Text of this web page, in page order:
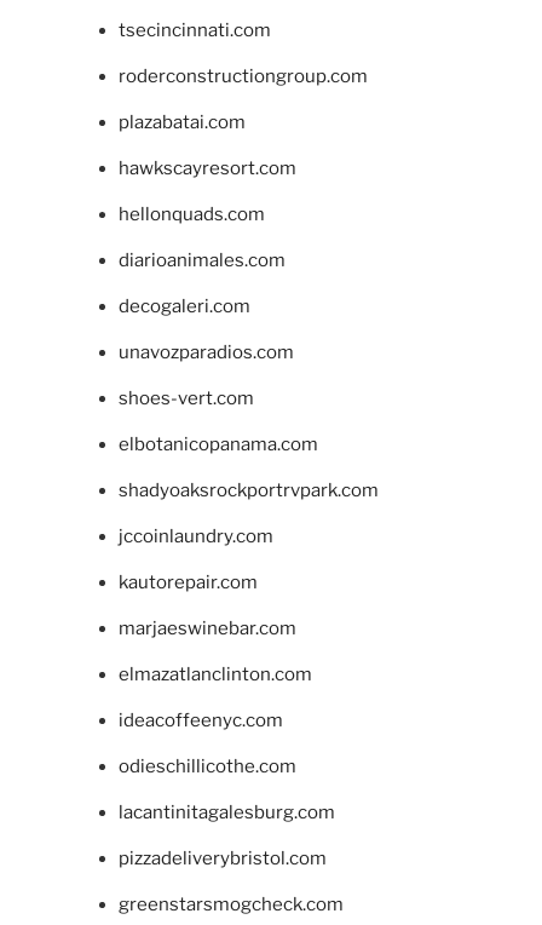
tsecincinnati.com
roderconstructiongroup.com
plazabatai.com
hawkscayresort.com
hellonquads.com
diarioanimales.com
decogaleri.com
unavozparadios.com
shoes-vert.com
elbotanicopanama.com
shadyoaksrockportrvpark.com
jccoinlaundry.com
kautorepair.com
marjaeswinebar.com
elmazatlanclinton.com
ideacoffeenyc.com
odieschillicothe.com
lacantinitagalesburg.com
pizzadeliverybristol.com
greenstarsmogcheck.com